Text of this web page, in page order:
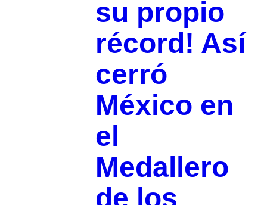
su propio
récord! Así
cerró
México en
el
Medallero
de los